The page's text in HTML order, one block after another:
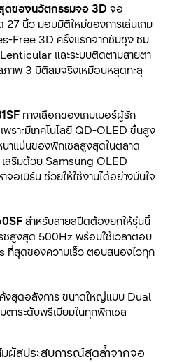
ของนวัตกรรมจอ 3D จอ
27 นิ้ว มอบมิติใหม่ของการเล่นเกม
Free 3D ครั้งแรกจากซัมซุง ชม
และระบบติดตามสายตา
ภาพ 3 มิติสมจริงเหมือนหลุดทะลุ
ทางเลือกของเกมเมอร์ผู้รัก
ราะมีเทคโนโลยี QD-OLED ขั้นสูง
าแน่นของพิกเซลสูงสุดในตลาด
สริมด้วย Samsung OLED
เบิร์น ช่วยให้ใช้งานได้อย่างมั่นใจ
สำหรับสายสปีดต้องยกให้รุ่นนี้
ชสูงสุด 500Hz พร้อมใช้เวลาตอบ
สุดของความเร็ว ตอบสนองไวทุก
งสุดอลังการ ขนาดใหญ่แบบ Dual
าระดับพรีเมียมในทุกพิกเซล
มผัสประสบการณ์สุดล้ำจากจอ